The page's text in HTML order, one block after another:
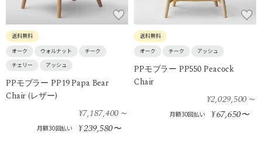
送料無料
オーク
ウォルナット
チーク
チェリー
アッシュ
PPモブラー PP19 Papa Bear
Chair (レザー)
¥7,187,400～
月額30回払い ¥239,580〜
送料無料
オーク
チーク アッシュ
PPモブラー PP550 Peacock
Chair
¥2,029,500～
月額30回払い ¥67,650〜